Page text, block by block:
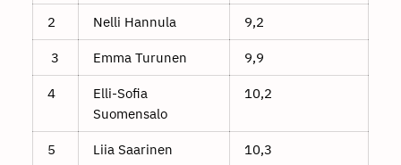
2 Nelli Hannula 9,2
3 Emma Turunen 9,9
4
Elli-Sofia
Suomensalo
10,2
5 Liia Saarinen 10,3